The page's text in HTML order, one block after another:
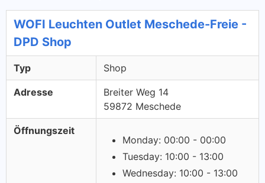
WOFI Leuchten Outlet Meschede-Freie -
DPD Shop
Typ Shop
Adresse
Breiter Weg 14
59872 Meschede
Öffnungszeit
Monday: 00:00 - 00:00
Tuesday: 10:00 - 13:00
Wednesday: 10:00 - 13:00